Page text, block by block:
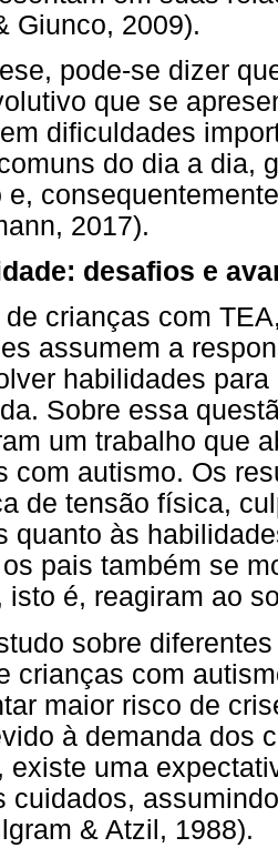
Giunco, 2009).
pode-se dizer
que se
dificuldades
do dia a dia,
e,
2017).
desafios e
crianças com
assumem a
habilidades
Sobre essa
um trabalho que
com autismo. Os
de tensão física,
quanto às
pais também se
isto é, reagiram ao
sobre
crianças com
maior risco de
à demanda dos
existe uma
cuidados,
& Atzil, 1988).